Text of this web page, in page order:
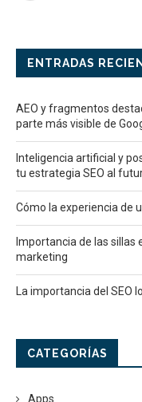
ENTRADAS
AEO y fragmentos
parte más visible de
Inteligencia artificial y
tu estrategia SEO al
Cómo la experiencia de
Importancia de las sillas
marketing
La importancia del SEO
CATEGORÍAS
Apps